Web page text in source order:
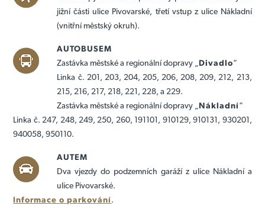
jižní části ulice Pivovarské, třetí vstup z ulice Nákladní
(vnitřní městský okruh).
AUTOBUSEM
Zastávka městské a regionální dopravy „Divadlo“
Linka č. 201, 203, 204, 205, 206, 208, 209, 212, 213,
215, 216, 217, 218, 221, 228, a 229.
Zastávka městské a regionální dopravy „Nákladní“
Linka č. 247, 248, 249, 250, 260, 191101, 910129, 910131, 930201,
940058, 950110.
AUTEM
Dva vjezdy do podzemních garáží z ulice Nákladní a
ulice Pivovarské.
Informace o parkování.